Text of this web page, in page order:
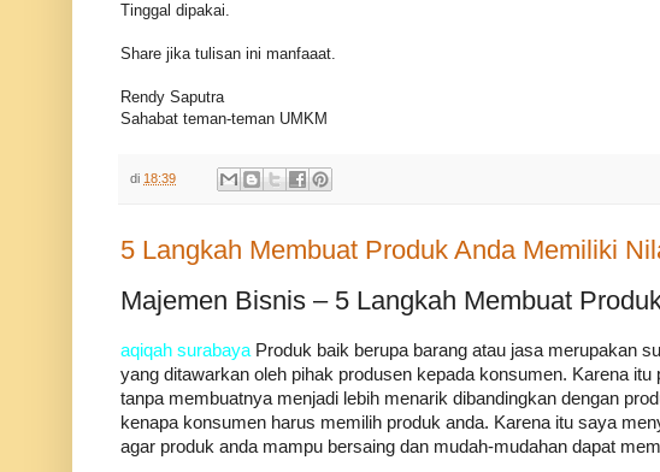
Tinggal dipakai.
Share jika tulisan ini manfaaat.
Rendy Saputra
Sahabat teman-teman UMKM
di 18:39
5 Langkah Membuat Produk Anda Memiliki
Majemen Bisnis – 5 Langkah Membuat
aqiqah surabaya Produk baik berupa barang atau jasa merupakan
yang ditawarkan oleh pihak produsen kepada konsumen. Karena
tanpa membuatnya menjadi lebih menarik dibandingkan dengan
kenapa konsumen harus memilih produk anda. Karena itu saya
agar produk anda mampu bersaing dan mudah-mudahan dapat